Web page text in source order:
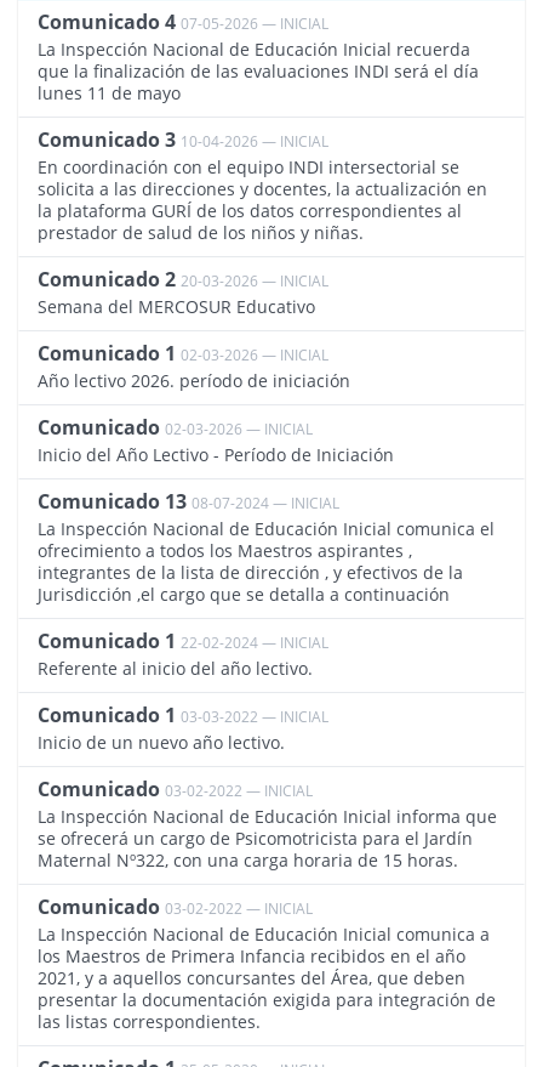
Comunicado 4 07-05-2026 — INICIAL
La Inspección Nacional de Educación Inicial recuerda
que la finalización de las evaluaciones INDI será el día
lunes 11 de mayo
Comunicado 3 10-04-2026 — INICIAL
En coordinación con el equipo INDI intersectorial se
solicita a las direcciones y docentes, la actualización en
la plataforma GURÍ de los datos correspondientes al
prestador de salud de los niños y niñas.
Comunicado 2 20-03-2026 — INICIAL
Semana del MERCOSUR Educativo
Comunicado 1 02-03-2026 — INICIAL
Año lectivo 2026. período de iniciación
Comunicado 02-03-2026 — INICIAL
Inicio del Año Lectivo - Período de Iniciación
Comunicado 13 08-07-2024 — INICIAL
La Inspección Nacional de Educación Inicial comunica el
ofrecimiento a todos los Maestros aspirantes ,
integrantes de la lista de dirección , y efectivos de la
Jurisdicción ,el cargo que se detalla a continuación
Comunicado 1 22-02-2024 — INICIAL
Referente al inicio del año lectivo.
Comunicado 1 03-03-2022 — INICIAL
Inicio de un nuevo año lectivo.
Comunicado 03-02-2022 — INICIAL
La Inspección Nacional de Educación Inicial informa que
se ofrecerá un cargo de Psicomotricista para el Jardín
Maternal Nº322, con una carga horaria de 15 horas.
Comunicado 03-02-2022 — INICIAL
La Inspección Nacional de Educación Inicial comunica a
los Maestros de Primera Infancia recibidos en el año
2021, y a aquellos concursantes del Área, que deben
presentar la documentación exigida para integración de
las listas correspondientes.